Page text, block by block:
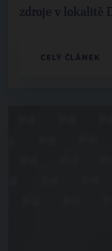
zdroje v lokalitě
CELÝ ČLÁNEK